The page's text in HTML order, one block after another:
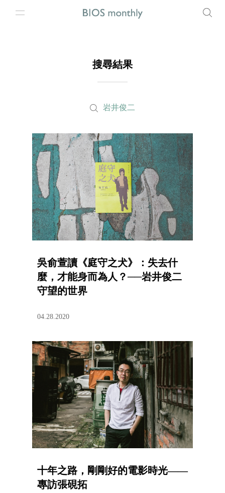
搜尋結果
岩井俊二
吳俞萱讀《庭守之犬》：失去什
麼，才能身而為人？──岩井俊二
守望的世界
04.28.2020
十年之路，剛剛好的電影時光——
專訪張硯拓